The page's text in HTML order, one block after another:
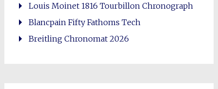
Louis Moinet 1816 Tourbillon Chronograph
Blancpain Fifty Fathoms Tech
Breitling Chronomat 2026